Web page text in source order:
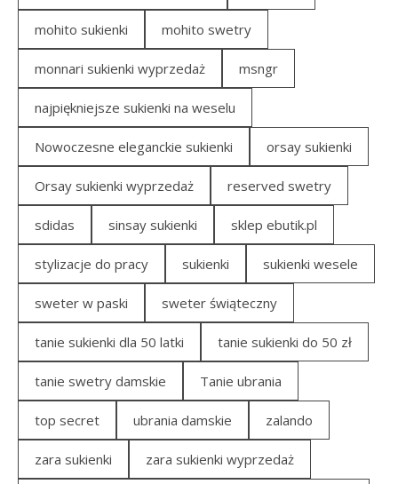
mohito sukienki mohito swetry
monnari sukienki wyprzedaż msngr
najpiękniejsze sukienki na weselu
Nowoczesne eleganckie sukienki orsay sukienki
Orsay sukienki wyprzedaż reserved swetry
sdidas sinsay sukienki sklep ebutik.pl
stylizacje do pracy sukienki sukienki wesele
sweter w paski sweter świąteczny
tanie sukienki dla 50 latki tanie sukienki do 50 zł
tanie swetry damskie Tanie ubrania
top secret ubrania damskie zalando
zara sukienki zara sukienki wyprzedaż